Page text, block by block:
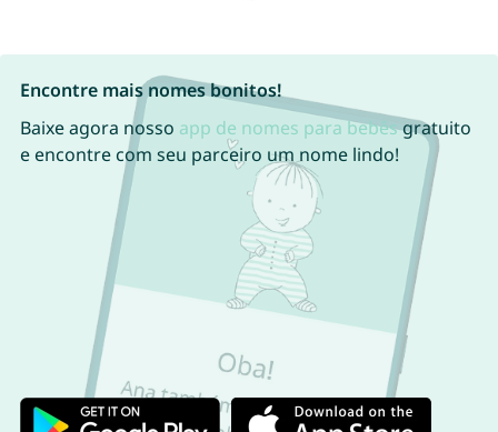
Encontre mais nomes bonitos!
Baixe agora nosso app de nomes para bebêsgratuito
e encontre com seu parceiro um nome lindo!